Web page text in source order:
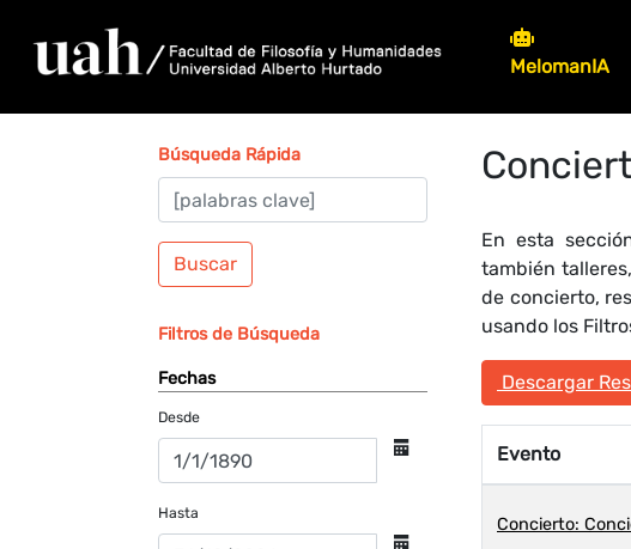
MelomanIA
Búsqueda Rápida
Buscar
Filtros de Búsqueda
Fechas
Desde
Hasta
En esta
también
de concierto,
usando los
Descargar
Evento
Concierto: